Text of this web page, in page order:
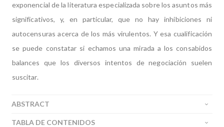
exponencial de la literatura especializada sobre los asuntos más
significativos, y, en particular, que no hay inhibiciones ni
autocensuras acerca de los más virulentos. Y esa cualificación
se puede constatar si echamos una mirada a los consabidos
balances que los diversos intentos de negociación suelen
suscitar.
ABSTRACT
TABLA DE CONTENIDOS